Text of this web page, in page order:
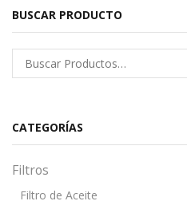
BUSCAR PRODUCTO
CATEGORÍAS
Filtros
Filtro de Aceite